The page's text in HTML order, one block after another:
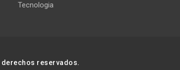
Tecnologia